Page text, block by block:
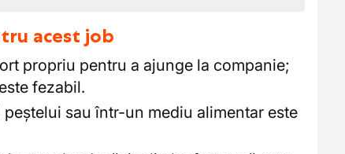
acest job
propriu pentru a ajunge la companie;
fezabil.
sau într-un mediu alimentar este